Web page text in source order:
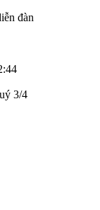
đàn
3/4